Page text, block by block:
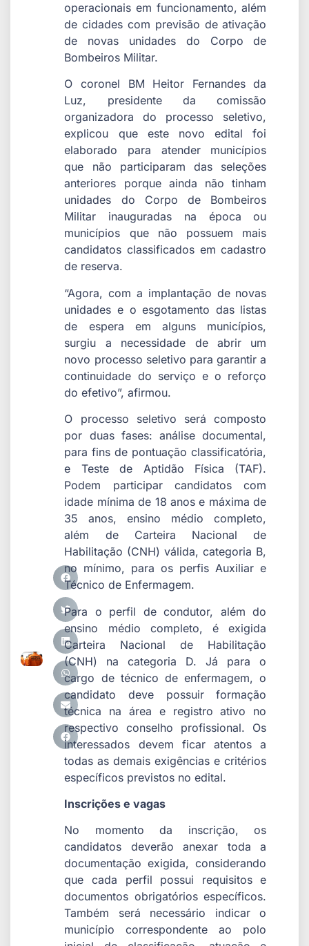
operacionais em funcionamento, além
de cidades com previsão de ativação
de novas unidades do Corpo de
Bombeiros Militar.
O coronel BM Heitor Fernandes da
Luz, presidente da comissão
organizadora do processo seletivo,
explicou que este novo edital foi
elaborado para atender municípios
que não participaram das seleções
anteriores porque ainda não tinham
unidades do Corpo de Bombeiros
Militar inauguradas na época ou
municípios que não possuem mais
candidatos classificados em cadastro
de reserva.
“Agora, com a implantação de novas
unidades e o esgotamento das listas
de espera em alguns municípios,
surgiu a necessidade de abrir um
novo processo seletivo para garantir a
continuidade do serviço e o reforço
do efetivo”, afirmou.
O processo seletivo será composto
por duas fases: análise documental,
para fins de pontuação classificatória,
e Teste de Aptidão Física (TAF).
Podem participar candidatos com
idade mínima de 18 anos e máxima de
35 anos, ensino médio completo,
além de Carteira Nacional de
Habilitação (CNH) válida, categoria B,
no mínimo, para os perfis Auxiliar e
Técnico de Enfermagem.
Para o perfil de condutor, além do
ensino médio completo, é exigida
Carteira Nacional de Habilitação
(CNH) na categoria D. Já para o
cargo de técnico de enfermagem, o
candidato deve possuir formação
técnica na área e registro ativo no
respectivo conselho profissional. Os
interessados devem ficar atentos a
todas as demais exigências e critérios
específicos previstos no edital.
Inscrições e vagas
No momento da inscrição, os
candidatos deverão anexar toda a
documentação exigida, considerando
que cada perfil possui requisitos e
documentos obrigatórios específicos.
Também será necessário indicar o
município correspondente ao polo